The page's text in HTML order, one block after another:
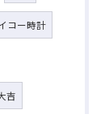
コー時計
吉